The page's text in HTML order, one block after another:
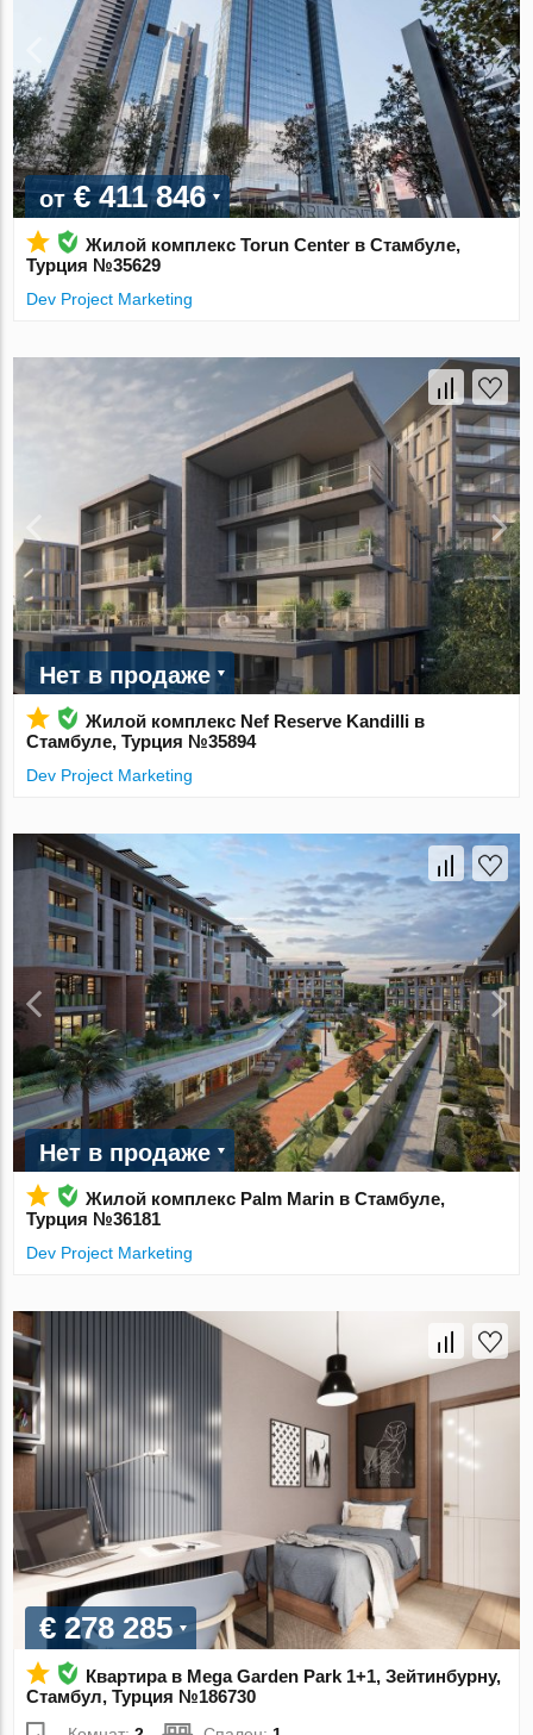
от€ 411 846
Жилой комплекс Torun Center в Стамбуле,
Турция №35629
Dev Project Marketing
Нет в продаже
Жилой комплекс Nef Reserve Kandilli в
Стамбуле, Турция №35894
Dev Project Marketing
Нет в продаже
Жилой комплекс Palm Marin в Стамбуле,
Турция №36181
Dev Project Marketing
€ 278 285
Квартира в Mega Garden Park 1+1, Зейтинбурну,
Стамбул, Турция №186730